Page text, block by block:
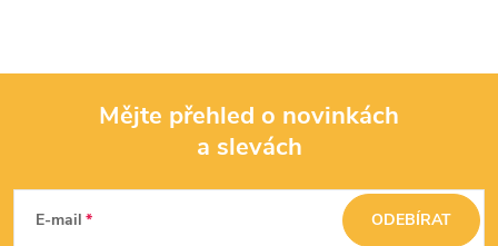
Mějte přehled o novinkách
a slevách
E-mail ODEBÍRAT